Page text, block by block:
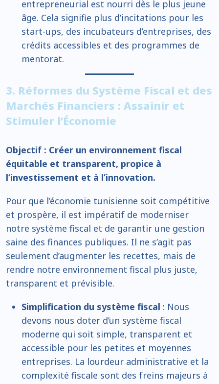
entrepreneurial est nourri dès le plus jeune
âge. Cela signifie plus d’incitations pour les
start-ups, des incubateurs d’entreprises, des
crédits accessibles et des programmes de
mentorat.
3. Réformes du Système Fiscal et des
Marchés Financiers : Assainir et
Stimuler l’Économie
Objectif : Créer un environnement fiscal
équitable et transparent, propice à
l’investissement et à l’innovation.
Pour que l’économie tunisienne soit compétitive
et prospère, il est impératif de moderniser
notre système fiscal et de garantir une gestion
saine des finances publiques. Il ne s’agit pas
seulement d’augmenter les recettes, mais de
rendre notre environnement fiscal plus juste,
transparent et prévisible.
Simplification du système fiscal : Nous
devons nous doter d’un système fiscal
moderne qui soit simple, transparent et
accessible pour les petites et moyennes
entreprises. La lourdeur administrative et la
complexité fiscale sont des freins majeurs à